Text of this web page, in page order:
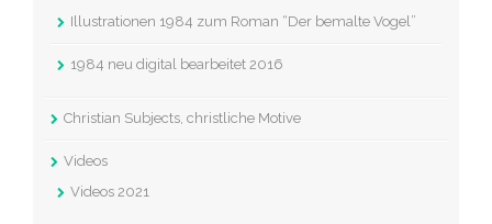
Illustrationen 1984 zum Roman “Der bemalte Vogel”
1984 neu digital bearbeitet 2016
Christian Subjects, christliche Motive
Videos
Videos 2021